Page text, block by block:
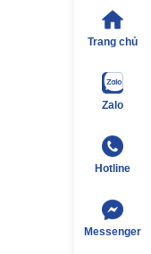
Trang chủ
Zalo
Hotline
Messenger